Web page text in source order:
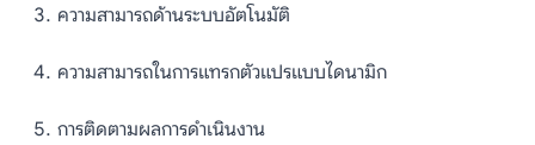
ความสามารถด้านระบบอัตโนมัติ
ความสามารถในการแทรกตัวแปรแบบไดนามิก
การติดตามผลการดำเนินงาน